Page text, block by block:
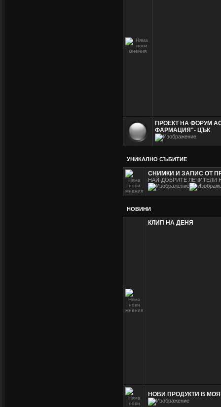
ПРОЕКТ НА ФОРУМ
ФАРМАЦИЯ"- ЦЪК
УНИКАЛНО СЪБИТИЕ
СНИМКИ И ЗАПИС ОТ
НАЙ-ДОБРИТЕ ЛЕЧИТЕЛИ
НОВИНИ
КЛИП НА ДЕНЯ
НОВИ ПРОДУКТИ В